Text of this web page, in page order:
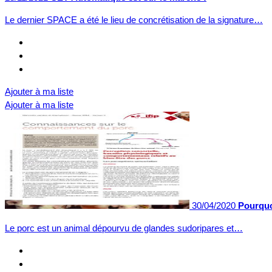
Le dernier SPACE a été le lieu de concrétisation de la signature…
Ajouter à ma liste
Ajouter à ma liste
30/04/2020
Le porc est un animal dépourvu de glandes sudoripares et…